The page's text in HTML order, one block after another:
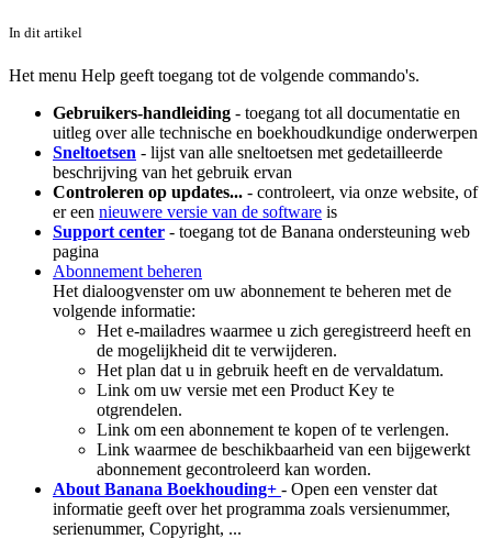
In dit artikel
Het menu Help geeft toegang tot de volgende commando's.
Gebruikers-handleiding - toegang tot all documentatie en
uitleg over alle technische en boekhoudkundige onderwerpen
Sneltoetsen - lijst van alle sneltoetsen met gedetailleerde
beschrijving van het gebruik ervan
Controleren op updates... - controleert, via onze website, of
er een nieuwere versie van de software is
Support center - toegang tot de Banana ondersteuning web
pagina
Abonnement beheren
Het dialoogvenster om uw abonnement te beheren met de
volgende informatie:
Het e-mailadres waarmee u zich geregistreerd heeft en
de mogelijkheid dit te verwijderen.
Het plan dat u in gebruik heeft en de vervaldatum.
Link om uw versie met een Product Key te
otgrendelen.
Link om een abonnement te kopen of te verlengen.
Link waarmee de beschikbaarheid van een bijgewerkt
abonnement gecontroleerd kan worden.
About Banana Boekhouding+ - Open een venster dat
informatie geeft over het programma zoals versienummer,
serienummer, Copyright, ...